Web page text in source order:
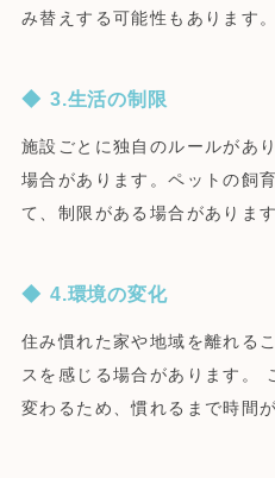
み替えする可能性もあります。
3.生活の制限
施設ごとに独自のルールがあ
場合があります。ペットの飼
て、制限がある場合があります
4.環境の変化
住み慣れた家や地域を離れる
スを感じる場合があります。
変わるため、慣れるまで時間